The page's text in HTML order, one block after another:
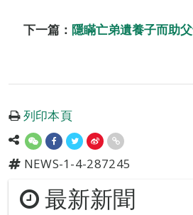
下一篇： 隱瞞亡弟遺養子而助
列印本頁
NEWS-1-4-287245
最新新聞